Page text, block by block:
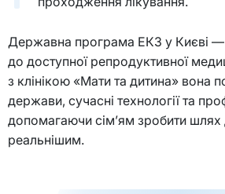
Державна програма ЕКЗ у Києві
до доступної репродуктивної
з клінікою «Мати та дитина» вона
держави, сучасні технології та
допомагаючи сім’ям зробити шлях
реальнішим.